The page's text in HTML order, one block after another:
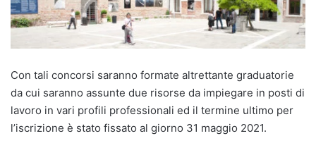
Con tali concorsi saranno formate altrettante graduatorie
da cui saranno assunte due risorse da impiegare in posti di
lavoro in vari profili professionali ed il termine ultimo per
l’iscrizione è stato fissato al giorno 31 maggio 2021.